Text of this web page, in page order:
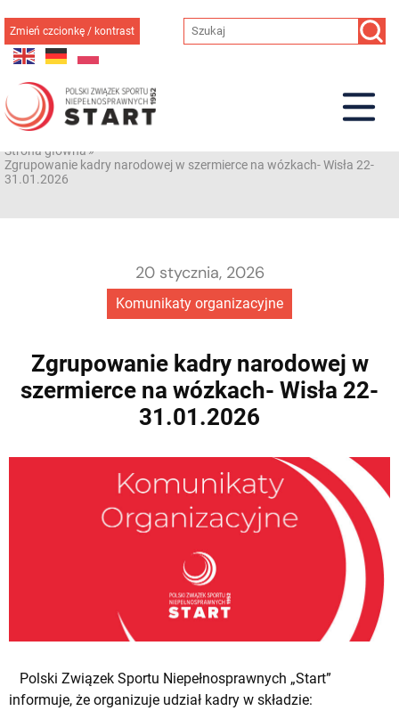
do
treści
Zmień czcionkę / kontrast
Strona główna»
Zgrupowanie kadry narodowej w szermierce na wózkach- Wisła 22-
31.01.2026
Komunikaty organizacyjne
20 stycznia, 2026
Zgrupowanie kadry narodowej w
szermierce na wózkach- Wisła 22-
31.01.2026
Polski Związek Sportu Niepełnosprawnych „Start”
informuje, że organizuje udział kadry w składzie: